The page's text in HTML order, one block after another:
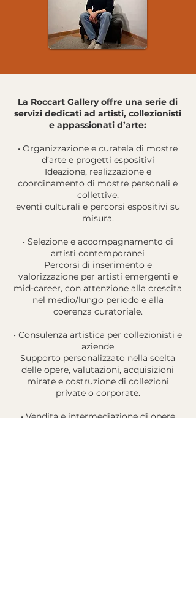
La Roccart Gallery offre una serie di
servizi dedicati ad artisti, collezionisti
e appassionati d’arte:
• Organizzazione e curatela di mostre
d’arte e progetti espositivi
Ideazione, realizzazione e
coordinamento di mostre personali e
collettive,
eventi culturali e percorsi espositivi su
misura.
• Selezione e accompagnamento di
artisti contemporanei
Percorsi di inserimento e
valorizzazione per artisti emergenti e
mid-career, con attenzione alla crescita
nel medio/lungo periodo e alla
coerenza curatoriale.
• Consulenza artistica per collezionisti e
aziende
Supporto personalizzato nella scelta
delle opere, valutazioni, acquisizioni
mirate e costruzione di collezioni
private o corporate.
• Vendita e intermediazione di opere